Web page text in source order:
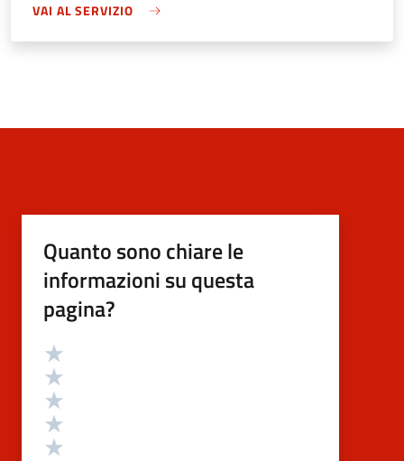
VAI AL SERVIZIO
Quanto sono chiare le
informazioni su questa
pagina?
Valutazione